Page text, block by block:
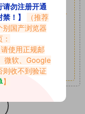
”， 素材以主流网盘分
的软件操作，
：解压专家
助中心！
请勿注册开通
！】
（推荐
别国产浏览器
请使用正规邮
微软、Google
则收不到验证
】